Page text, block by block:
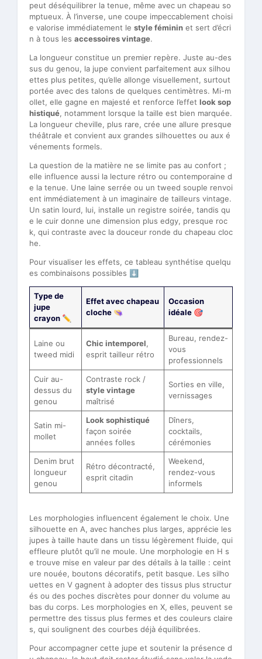
peut déséquilibrer la tenue, même avec un chapeau so
mptueux. À l’inverse, une coupe impeccablement choisi
e valorise immédiatement le style féminin et sert d’écri
n à tous les accessoires vintage.
La longueur constitue un premier repère. Juste au-des
sus du genou, la jupe convient parfaitement aux silhou
ettes plus petites, qu’elle allonge visuellement, surtout
portée avec des talons de quelques centimètres. Mi-m
ollet, elle gagne en majesté et renforce l’effet look sop
histiqué, notamment lorsque la taille est bien marquée.
La longueur cheville, plus rare, crée une allure presque
théâtrale et convient aux grandes silhouettes ou aux é
vénements formels.
La question de la matière ne se limite pas au confort ;
elle influence aussi la lecture rétro ou contemporaine d
e la tenue. Une laine serrée ou un tweed souple renvoi
ent immédiatement à un imaginaire de tailleurs vintage.
Un satin lourd, lui, installe un registre soirée, tandis qu
e le cuir donne une dimension plus edgy, presque roc
k, qui contraste avec la douceur ronde du chapeau cloc
he.
Pour visualiser les effets, ce tableau synthétise quelqu
es combinaisons possibles ⬇️
Type de
jupe
crayon ✏️
Effet avec chapeau
cloche 👒
Occasion
idéale 🎯
Laine ou
tweed midi
Chic intemporel,
esprit tailleur rétro
Bureau, rendez-
vous
professionnels
Cuir au-
dessus du
genou
Contraste rock /
style vintage
maîtrisé
Sorties en ville,
vernissages
Satin mi-
mollet
Look sophistiqué
façon soirée
années folles
Dîners,
cocktails,
cérémonies
Denim brut
longueur
genou
Rétro décontracté,
esprit citadin
Weekend,
rendez-vous
informels
Les morphologies influencent également le choix. Une
silhouette en A, avec hanches plus larges, apprécie les
jupes à taille haute dans un tissu légèrement fluide, qui
effleure plutôt qu’il ne moule. Une morphologie en H s
e trouve mise en valeur par des détails à la taille : ceint
ure nouée, boutons décoratifs, petit basque. Les silho
uettes en V gagnent à adopter des tissus plus structur
és ou des poches discrètes pour donner du volume au
bas du corps. Les morphologies en X, elles, peuvent se
permettre des tissus plus fermes et des couleurs claire
s, qui soulignent des courbes déjà équilibrées.
Pour accompagner cette jupe et soutenir la présence d